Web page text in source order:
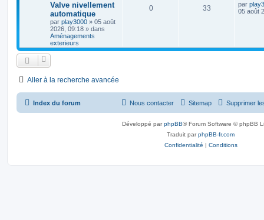
Valve nivellement
automatique
par play3000 » 05 août
2026, 09:18 » dans
Aménagements
exterieurs
0 33 par
05 août
Aller à la recherche avancée
Index du forum Supprimer
Sitemap
Nous contacter
Développé parphpBB® Forum Software © phpBB
Traduit parphpBB-fr.com
Confidentialité | Conditions